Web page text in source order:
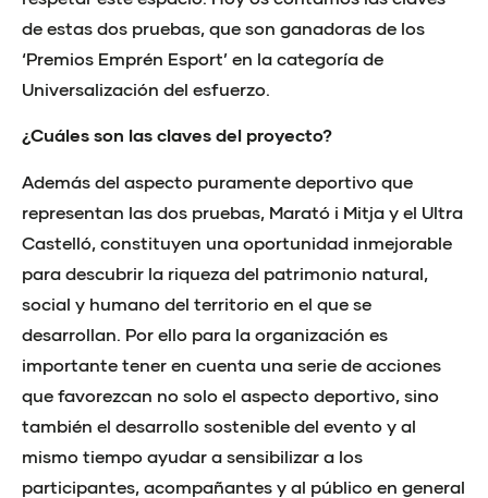
de estas dos pruebas, que son ganadoras de los
‘Premios Emprén Esport’ en la categoría de
Universalización del esfuerzo.
¿Cuáles son las claves del proyecto?
Además del aspecto puramente deportivo que
representan las dos pruebas, Marató i Mitja y el Ultra
Castelló, constituyen una oportunidad inmejorable
para descubrir la riqueza del patrimonio natural,
social y humano del territorio en el que se
desarrollan. Por ello para la organización es
importante tener en cuenta una serie de acciones
que favorezcan no solo el aspecto deportivo, sino
también el desarrollo sostenible del evento y al
mismo tiempo ayudar a sensibilizar a los
participantes, acompañantes y al público en general